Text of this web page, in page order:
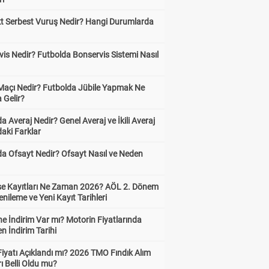
Serbest Vuruş Nedir? Hangi Durumlarda
Nedir? Futbolda Bonservis Sistemi Nasıl
Nedir? Futbolda Jübile Yapmak Ne
Gelir?
Averaj Nedir? Genel Averaj ve İkili Averaj
Farklar
Ofsayt Nedir? Ofsayt Nasıl ve Neden
Kayıtları Ne Zaman 2026? AÖL 2. Dönem
ve Yeni Kayıt Tarihleri
İndirim Var mı? Motorin Fiyatlarında
İndirim Tarihi
Açıklandı mı? 2026 TMO Fındık Alım
Belli Oldu mu?